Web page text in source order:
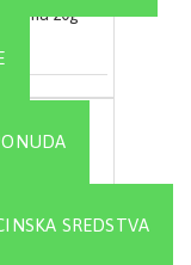
SREDSTVA
20g